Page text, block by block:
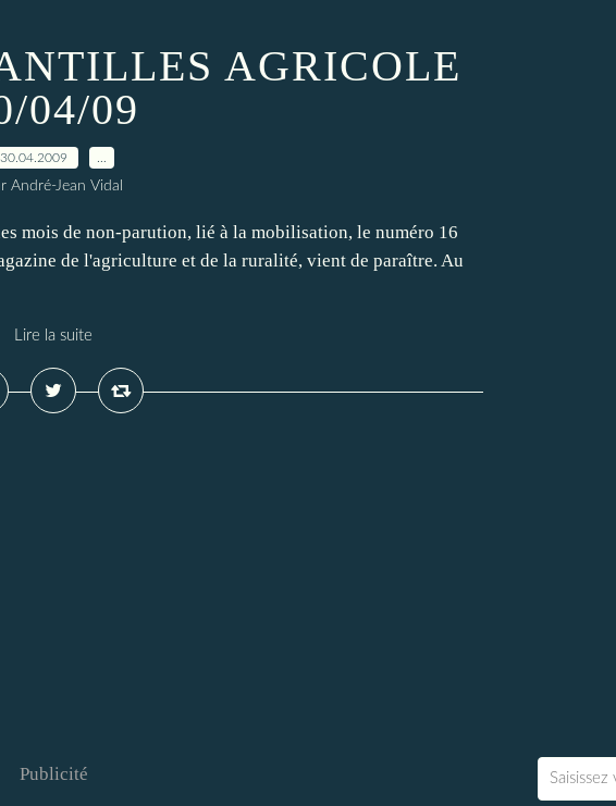
AGRICOLE
04/09
30.04.2009
André-Jean Vidal
mois de non-parution, lié à la mobilisation, le numéro 16
de l'agriculture et de la ruralité, vient de paraître. Au
Lire la suite
Publicité